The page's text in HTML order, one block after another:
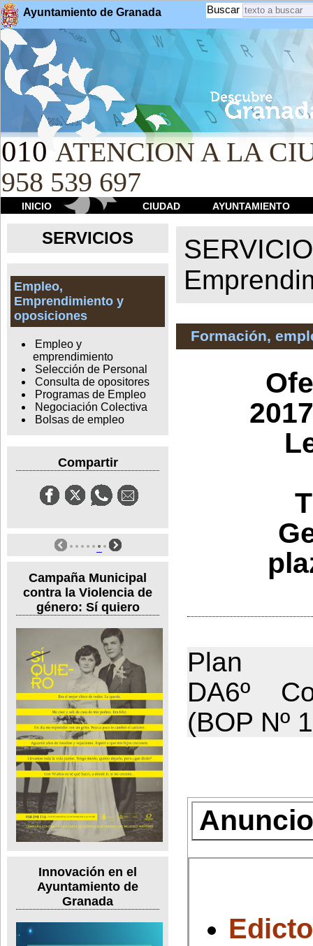
Ayuntamiento de Granada Buscar
010 ATENCION A LA
958 539 697
INICIO CIUDAD AYUNTAMIENTO
SERVICIOS
Empleo,
Emprendimiento y
oposiciones
Empleo y
emprendimiento
Selección de Personal
Consulta de opositores
Programas de Empleo
Negociación Colectiva
Bolsas de empleo
Compartir
Campaña Municipal
contra la Violencia de
género: Sí quiero
Innovación en el
Ayuntamiento de
Granada
Formación,
Plan
DA6º
(BOP Nº